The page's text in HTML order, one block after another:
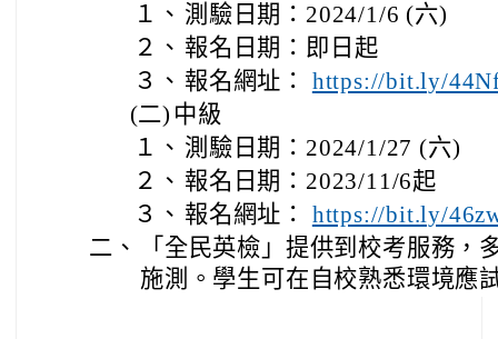
１、 測驗日期：2024/1/6 (六)
２、 報名日期：即日起
３、 報名網址： https://bit.ly/
(二) 中級
１、 測驗日期：2024/1/27 (六)
２、 報名日期：2023/11/6起
３、 報名網址： https://bit.ly/
二、
「全民英檢」提供到校考服務，
施測。學生可在自校熟悉環境應